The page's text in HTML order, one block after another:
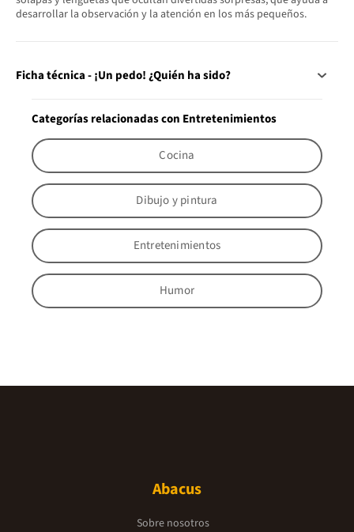
desarrollar la observación y la atención en los más pequeños.
Ficha técnica - ¡Un pedo! ¿Quién ha sido?
Categorías relacionadas con Entretenimientos
Cocina
Dibujo y pintura
Entretenimientos
Humor
Abacus
Sobre nosotros